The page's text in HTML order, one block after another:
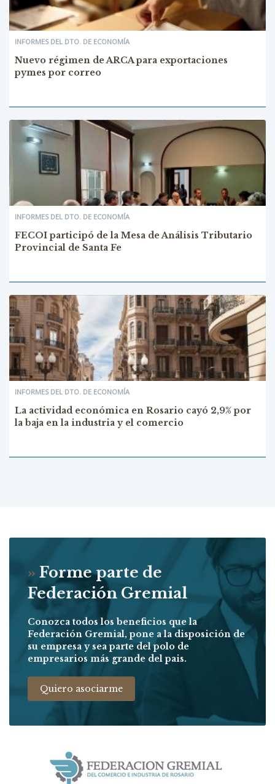
INFORMES DEL DTO. DE ECONOMÍA
Nuevo régimen de ARCA para exportaciones
pymes por correo
INFORMES DEL DTO. DE ECONOMÍA
FECOI participó de la Mesa de Análisis Tributario
Provincial de Santa Fe
INFORMES DEL DTO. DE ECONOMÍA
La actividad económica en Rosario cayó 2,9% por
la baja en la industria y el comercio
» Forme parte de
Federación Gremial
Conozca todos los beneficios que la
Federación Gremial, pone a la disposición de
su empresa y sea parte del polo de
empresarios más grande del pais.
Quiero asociarme